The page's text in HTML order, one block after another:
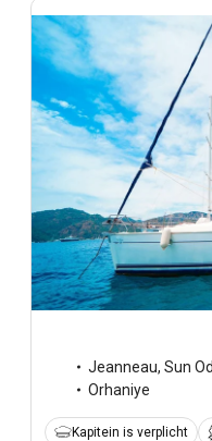
Jeanneau, Sun
Orhaniye
Kapitein is verplicht